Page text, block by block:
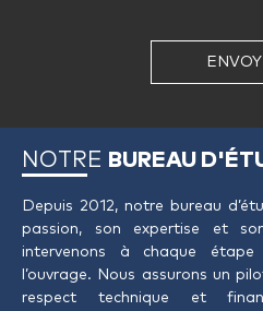
NOTRE BUREAU
Depuis 2012, notre bureau
passion, son expertise et
intervenons à chaque
l’ouvrage. Nous assurons un
respect technique et